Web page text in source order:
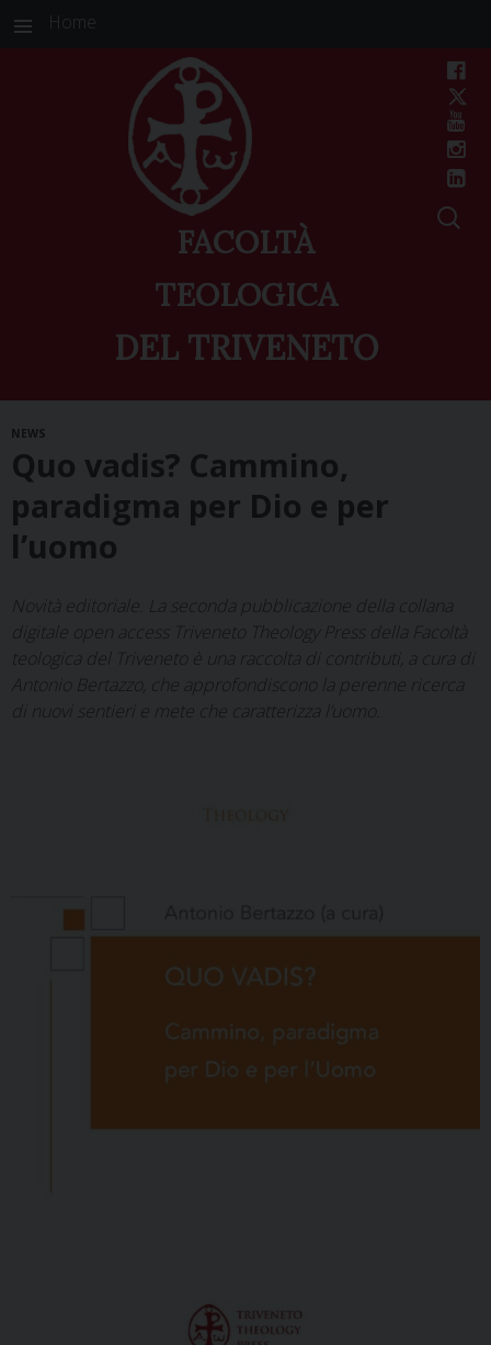
Home
FACOLTÀ
TEOLOGICA
DEL TRIVENETO
to
content
NEWS
Quo vadis? Cammino,
paradigma per Dio e per
l’uomo
Novità editoriale. La seconda pubblicazione della collana
digitale open access Triveneto Theology Press della Facoltà
teologica del Triveneto è una raccolta di contributi, a cura di
Antonio Bertazzo, che approfondiscono la perenne ricerca
di nuovi sentieri e mete che caratterizza l’uomo.